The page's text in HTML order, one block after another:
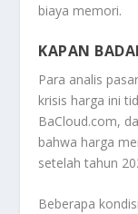
biaya memori.
KAPAN
Para analis
krisis harga ini
BaCloud.com,
bahwa harga
setelah tahun
Beberapa